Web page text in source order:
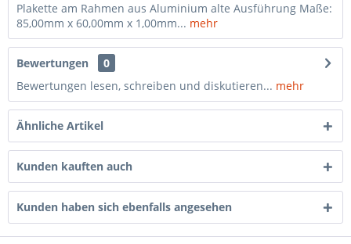
Plakette am Rahmen aus Aluminium alte Ausführung Maße:
85,00mm x 60,00mm x 1,00mm... mehr
Bewertungen
0
Bewertungen lesen, schreiben und diskutieren... mehr
Ähnliche Artikel
Kunden kauften auch
Kunden haben sich ebenfalls angesehen